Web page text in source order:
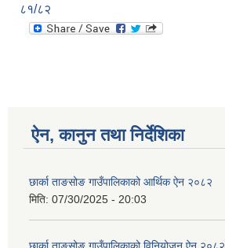
८१/८२
ऐन, कानुन तथा निर्देशिका
छार्का ताङसोङ गाउँपालिकाको आर्थिक ऐन २०८२
मिति: 07/30/2025 - 20:03